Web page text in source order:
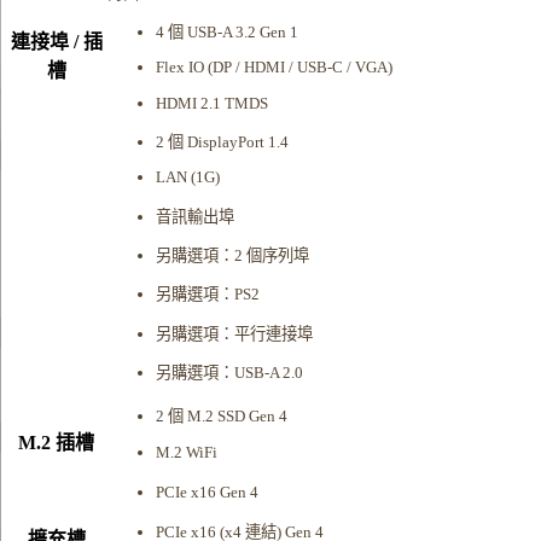
連接埠 / 插
槽
4 個 USB-A 3.2 Gen 1
Flex IO (DP / HDMI / USB-C / VGA)
HDMI 2.1 TMDS
2 個 DisplayPort 1.4
LAN (1G)
音訊輸出埠
另購選項：2 個序列埠
另購選項：PS2
另購選項：平行連接埠
另購選項：USB-A 2.0
M.2 插槽
2 個 M.2 SSD Gen 4
M.2 WiFi
PCIe x16 Gen 4
PCIe x16 (x4 連結) Gen 4